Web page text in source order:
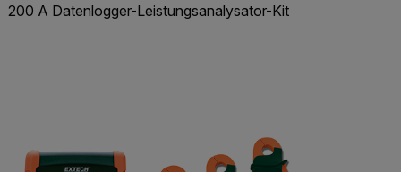
200 A Datenlogger-Leistungsanalysator-Kit